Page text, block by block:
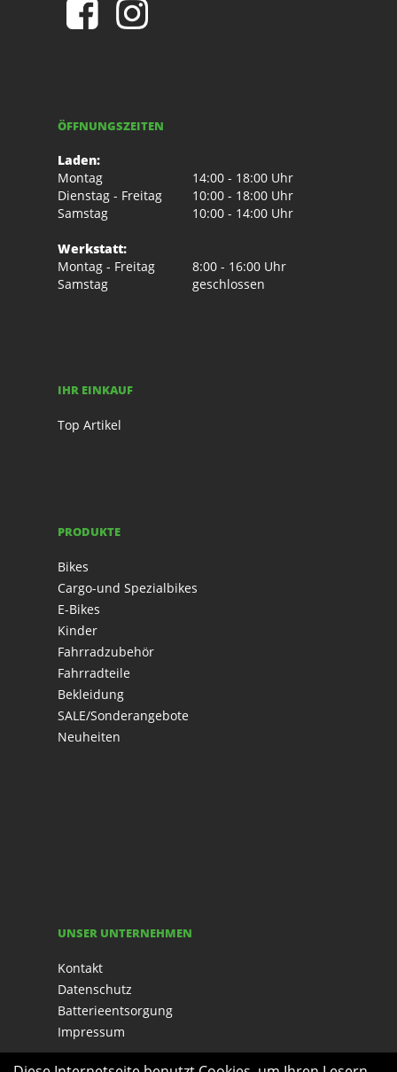
ÖFFNUNGSZEITEN
Laden:
Montag
14:00 - 18:00 Uhr
Dienstag - Freitag
10:00 - 18:00 Uhr
Samstag
10:00 - 14:00 Uhr
Werkstatt:
Montag - Freitag
8:00 - 16:00 Uhr
Samstag
geschlossen
IHR EINKAUF
Top Artikel
PRODUKTE
Bikes
Cargo-und Spezialbikes
E-Bikes
Kinder
Fahrradzubehör
Fahrradteile
Bekleidung
SALE/Sonderangebote
Neuheiten
UNSER UNTERNEHMEN
Kontakt
Datenschutz
Batterieentsorgung
Impressum